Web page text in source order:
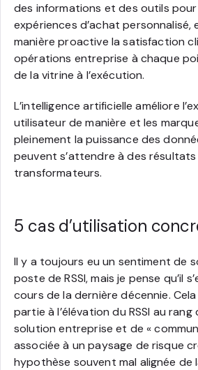
des informations et des outils
expériences d’achat personnalisé,
manière proactive la satisfaction
opérations entreprise à chaque
de la vitrine à l’exécution.
L’intelligence artificielle améliore
utilisateur de manière et les
pleinement la puissance des
peuvent s’attendre à des
transformateurs.
5 cas d’utilisation
Il y a toujours eu un sentiment de
poste de RSSI, mais je pense qu’il
cours de la dernière décennie.
partie à l’élévation du RSSI au
solution entreprise et de «
associée à un paysage de risque
hypothèse souvent mal alignée de